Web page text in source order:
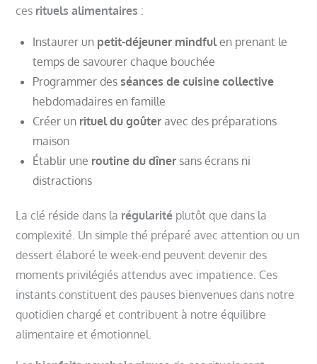
ces rituels alimentaires :
Instaurer un petit-déjeuner mindfulen prenant le
temps de savourer chaque bouchée
Programmer desséances de cuisine collective
hebdomadaires en famille
Créer un rituel du goûter avec des préparations
maison
Établir une routine du dîner sans écrans ni
distractions
La clé réside dans la régularité plutôt que dans la
complexité. Un simple thé préparé avec attention ou un
dessert élaboré le week-end peuvent devenir des
moments privilégiés attendus avec impatience. Ces
instants constituent des pauses bienvenues dans notre
quotidien chargé et contribuent à notre équilibre
alimentaire et émotionnel.